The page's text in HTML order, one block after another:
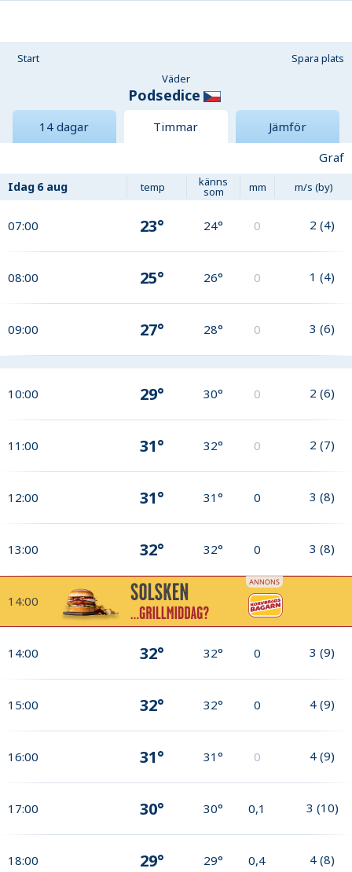
Start
Spara plats
Väder
Podsedice
14 dagar Timmar
Jämför
Graf
Idag 6 aug temp känns
som mm m/s (by)
07:00 23° 24° 0 2 (4)
08:00 25° 26° 0 1 (4)
09:00 27° 28° 0 3 (6)
10:00 29° 30° 0 2 (6)
11:00 31° 32° 0 2 (7)
12:00 31° 31° 0 3 (8)
13:00 32° 32° 0 3 (8)
14:00
14:00 32° 32° 0 3 (9)
15:00 32° 32° 0 4 (9)
16:00 31° 31° 0 4 (9)
17:00 30° 30° 0,1 3 (10)
18:00 29° 29° 0,4 4 (8)